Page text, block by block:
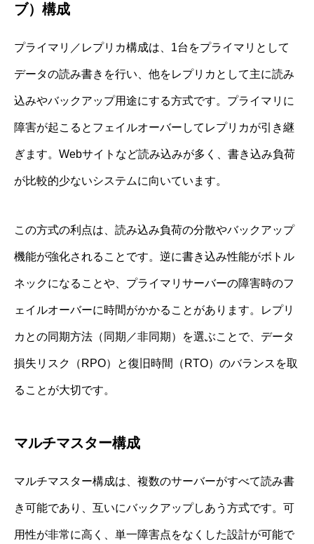
ブ）構成
プライマリ／レプリカ構成は、1台をプライマリとして
データの読み書きを行い、他をレプリカとして主に読み
込みやバックアップ用途にする方式です。プライマリに
障害が起こるとフェイルオーバーしてレプリカが引き継
ぎます。Webサイトなど読み込みが多く、書き込み負荷
が比較的少ないシステムに向いています。
この方式の利点は、読み込み負荷の分散やバックアップ
機能が強化されることです。逆に書き込み性能がボトル
ネックになることや、プライマリサーバーの障害時のフ
ェイルオーバーに時間がかかることがあります。レプリ
カとの同期方法（同期／非同期）を選ぶことで、データ
損失リスク（RPO）と復旧時間（RTO）のバランスを取
ることが大切です。
マルチマスター構成
マルチマスター構成は、複数のサーバーがすべて読み書
き可能であり、互いにバックアップしあう方式です。可
用性が非常に高く、単一障害点をなくした設計が可能で